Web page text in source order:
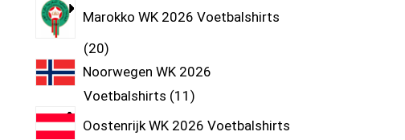
Marokko WK 2026 Voetbalshirts
20
Noorwegen WK 2026
Voetbalshirts 11
Oostenrijk WK 2026 Voetbalshirts